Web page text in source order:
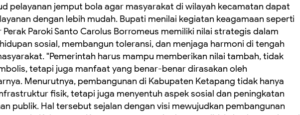
pelayanan jemput bola agar masyarakat di wilayah kecamatan dapat
dengan lebih mudah. Bupati menilai kegiatan keagamaan seperti
Perak Paroki Santo Carolus Borromeus memiliki nilai strategis dalam
sosial, membangun toleransi, dan menjaga harmoni di tengah
"Pemerintah harus mampu memberikan nilai tambah, tidak
tetapi juga manfaat yang benar-benar dirasakan oleh
Menurutnya, pembangunan di Kabupaten Ketapang tidak hanya
fisik, tetapi juga menyentuh aspek sosial dan peningkatan
publik. Hal tersebut sejalan dengan visi mewujudkan pembangunan